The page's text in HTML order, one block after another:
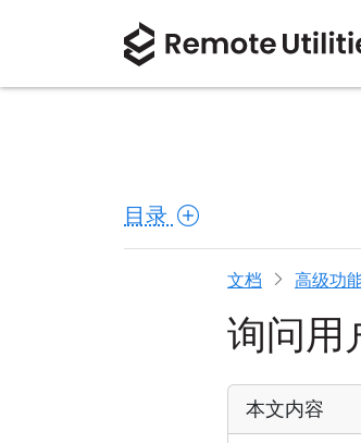
目录
文档 高级功
询问用
本文内容